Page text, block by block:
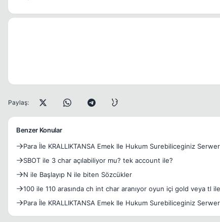
Paylaş:
Benzer Konular
Para İle KRALLIKTANSA Emek Ile Hukum Surebiliceginiz Serwer
SBOT ile 3 char açılabiliyor mu? tek account ile?
N ile Başlayıp N ile biten Sözcükler
100 ile 110 arasında ch int char aranıyor oyun içi gold veya tl ile
Para İle KRALLIKTANSA Emek Ile Hukum Surebiliceginiz Serwer